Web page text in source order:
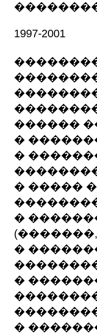
1997-2001
������
�
�
� �����
�
�
�
� �������